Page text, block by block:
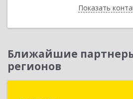
ПоказатьНазад
Ближайшие
регионов